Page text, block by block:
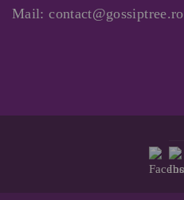
Mail:contact@gossiptree.ro